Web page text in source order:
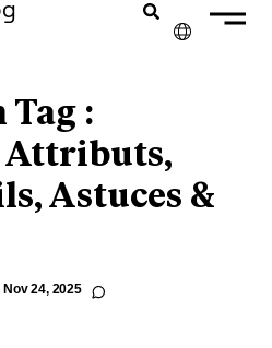
NEDERLANDS
DEUTSCH
Tag :
Astuces &
Nov 24, 2025